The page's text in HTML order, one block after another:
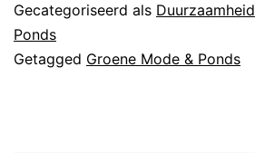
Gecategoriseerd als Duurzaamheid
Ponds
Getagged Groene Mode & Ponds